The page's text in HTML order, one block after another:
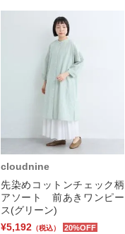
cloudnine
先染めコットンチェック柄
アソート 前あきワンピー
ス(グリーン)
¥5,192 （税込） 20%OFF